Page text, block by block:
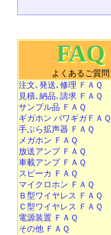
FAQ
よくあるご質問
注文､発送､修理 ＦＡＱ
見積､納品､請求 ＦＡＱ
サンプル品 ＦＡＱ
ギガホン パワギガＦＡＱ
手ぶら拡声器 ＦＡＱ
メガホン ＦＡＱ
放送アンプ ＦＡＱ
車載アンプ ＦＡＱ
スピーカ ＦＡＱ
マイクロホン ＦＡＱ
Ｂ型ワイヤレス ＦＡＱ
Ｃ型ワイヤレス ＦＡＱ
電源装置 ＦＡＱ
その他 ＦＡＱ